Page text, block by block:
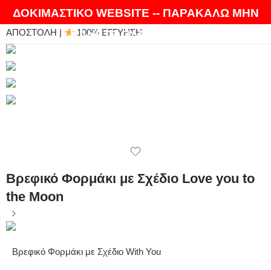
ΔΟΚΙΜΑΣΤΙΚΟ WEBSITE -- ΠΑΡΑΚΑΛΩ ΜΗΝ
ΚΑΝΕΤΕ ΠΑΡΑΓΓΕΛΙΕΣ
ΘΑ ΛΑΤΡΕΨΕΤΕ ΤΑ ΠΡΟΪΟΝΤΑ ΜΑΣ | EXPRESS
ΑΠΟΣΤΟΛΗ | 100% ΕΓΓΥΗΣΗ
Βρεφικό Φορμάκι με Σχέδιο Love you to
the Moon
Βρεφικό Φορμάκι με Σχέδιο With You